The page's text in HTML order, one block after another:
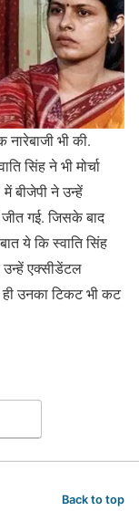
भी की.
सिंह ने भी मोर्चा
बीजेपी ने उन्हें
गई. जिसके बाद
ये कि स्वाति सिंह
उन्हें एक्सीडेंटल
ही उनका टिकट भी कट
Back to top